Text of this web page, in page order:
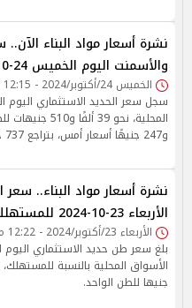
نشرة أسعار مواد البناء
والأسمنت اليوم الخميس 24-10-2024
الخميس 24/أكتوبر/2024 - 12:15 م
سجل سعر الحديد الاستثماري
و247 جنيهًا أسعار أمس، بتراجع 737 جنيهًا في الطن.
نشرة أسعار مواد البناء.. سعر
الأربعاء 23-10-2024 للمستهلك
الأربعاء 23/أكتوبر/2024 - 12:22 م
بلغ سعر طن حديد الاستثماري اليوم
جنيها للطن الواحد.